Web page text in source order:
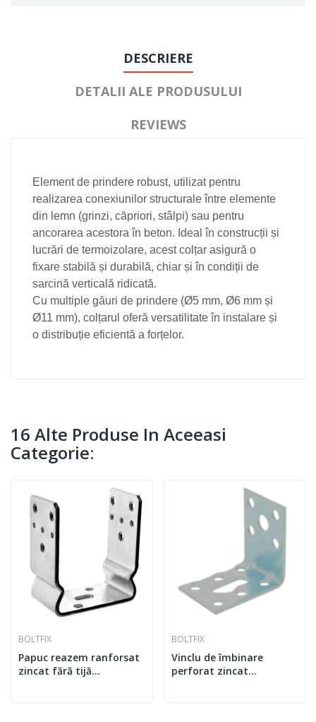
DESCRIERE
DETALII ALE PRODUSULUI
REVIEWS
Element de prindere robust, utilizat pentru
realizarea conexiunilor structurale între elemente
din lemn (grinzi, căpriori, stâlpi) sau pentru
ancorarea acestora în beton. Ideal în construcții și
lucrări de termoizolare, acest colțar asigură o
fixare stabilă și durabilă, chiar și în condiții de
sarcină verticală ridicată.
Cu multiple găuri de prindere (Ø5 mm, Ø6 mm și
Ø11 mm), colțarul oferă versatilitate în instalare și
o distribuție eficientă a forțelor.
16 Alte Produse In Aceeasi
Categorie:
BOLTFIX
Papuc reazem ranforsat
zincat fără tijă
BOLTFIX
Vinclu de îmbinare
perforat zincat